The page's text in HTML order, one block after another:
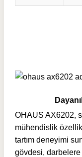
OHAUS AX6202,
mühendislik
tartım deneyimi
gövdesi, darbelere